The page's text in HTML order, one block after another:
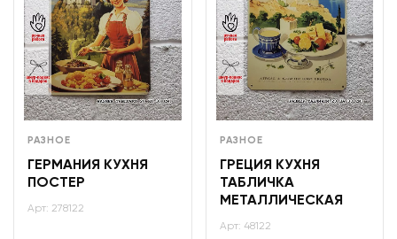
РАЗНОЕ
ГЕРМАНИЯ КУХНЯ
ПОСТЕР
Арт: 278122
РАЗНОЕ
ГРЕЦИЯ КУХНЯ
ТАБЛИЧКА
МЕТАЛЛИЧЕСКАЯ
Арт: 48122